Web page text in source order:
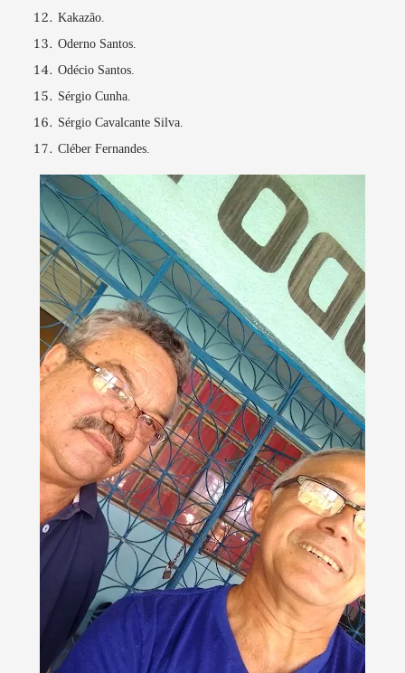
Kakazão.
Oderno Santos.
Odécio Santos.
Sérgio Cunha.
Sérgio Cavalcante Silva.
Cléber Fernandes.